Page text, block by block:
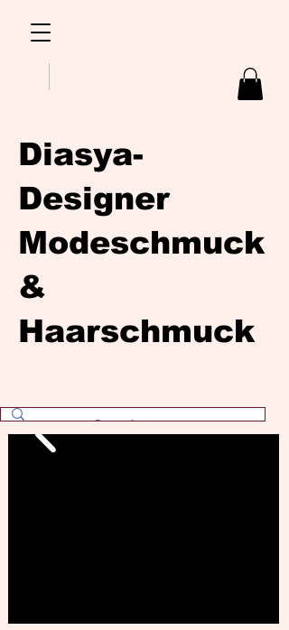
Diasya-
Designer
Modeschmuck
&
Haarschmuck